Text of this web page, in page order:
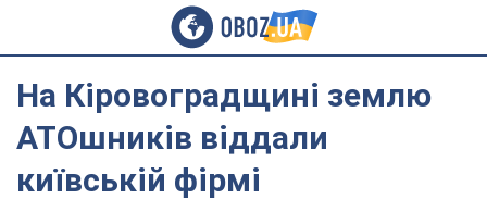
На Кіровоградщині землю
АТОшників віддали
київській фірмі